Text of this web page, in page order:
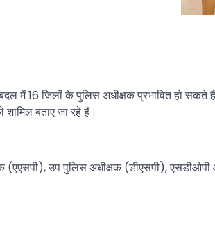
में 16 जिलों के पुलिस अधीक्षक प्रभावित हो सकते
बताए जा रहे हैं।
(एएसपी), उप पुलिस अधीक्षक (डीएसपी),